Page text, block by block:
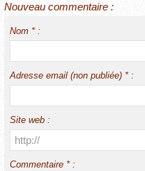
Nouveau commentaire :
Nom * :
Adresse email (non publiée) * :
Site web :
Commentaire * :